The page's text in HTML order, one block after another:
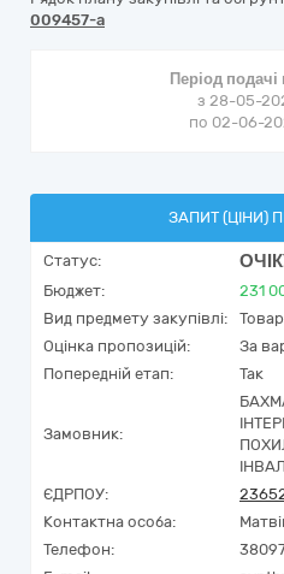
009457-a
Період
з 28-05-
по 02-06-
ЗАПИТ (ЦІНИ)
Статус:
Бюджет: 231
Вид предмету закупівлі:
Оцінка пропозицій:
За
Попередній етап:
Так
Замовник:
ЄДРПОУ:
Контактна особа:
Телефон: